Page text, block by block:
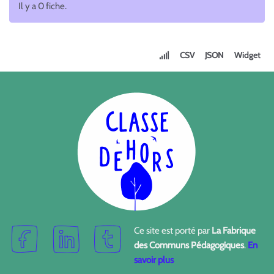
Il y a 0 fiche.
CSV JSON Widget
Ce site est porté par La Fabrique
des Communs Pédagogiques. En
savoir plus